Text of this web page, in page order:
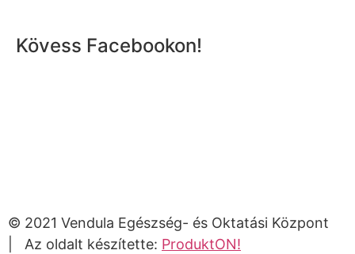
Kövess Facebookon!
© 2021 Vendula Egészség- és Oktatási Központ
| Az oldalt készítette: ProduktON!